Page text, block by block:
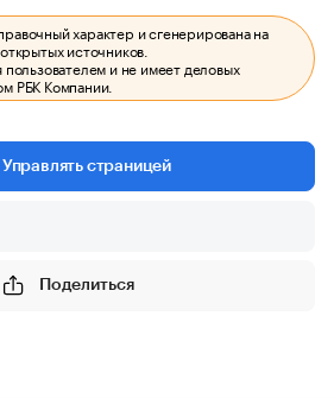
характер и сгенерирована на
источников.
пользователем и не имеет деловых
РБК Компании.
Управлять страницей
Поделиться